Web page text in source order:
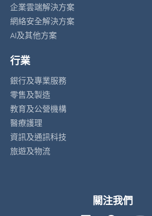
企業雲端解決方案
網絡安全解決方案
AI及其他方案
行業
銀行及專業服務
零售及製造
教育及公營機構
醫療護理
資訊及通訊科技
旅遊及物流
關注我們